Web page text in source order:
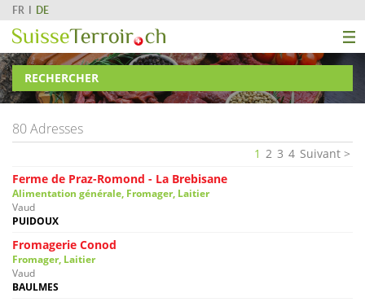
FR DE
RECHERCHER
80 Adresses
1 2 3 4 Suivant
Ferme de Praz-Romond - La Brebisane
Alimentation générale, Fromager, Laitier
Vaud
PUIDOUX
Fromagerie Conod
Fromager, Laitier
Vaud
BAULMES